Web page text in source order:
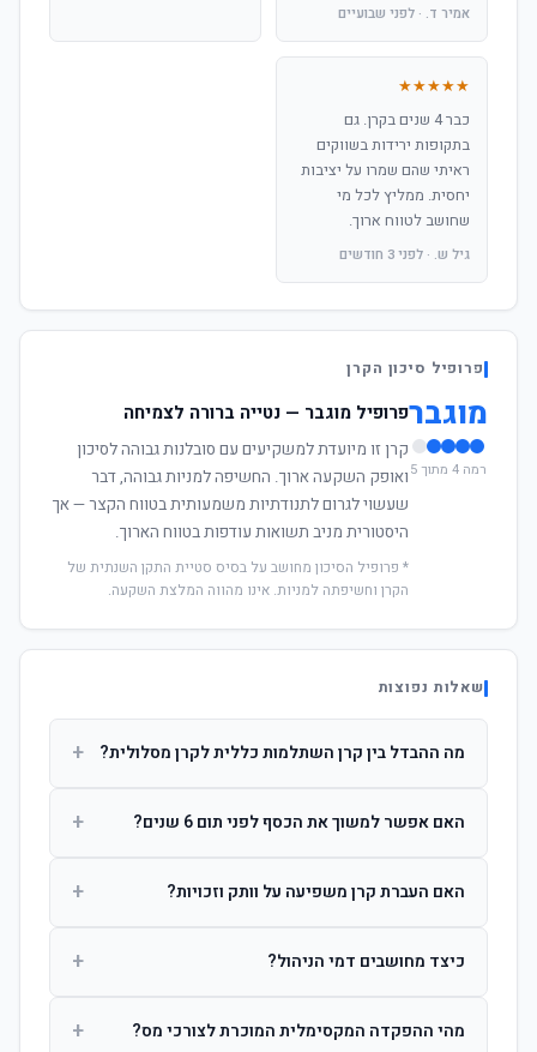
אמיר ד. · לפני שבועיים
★★★★★
כבר 4 שנים בקרן. גם
בתקופות ירידות בשווקים
ראיתי שהם שמרו על יציבות
יחסית. ממליץ לכל מי
שחושב לטווח ארוך.
גיל ש. · לפני 3 חודשים
פרופיל סיכון הקרן
מוגבר
רמה 4 מתוך 5
פרופיל מוגבר — נטייה ברורה לצמיחה
קרן זו מיועדת למשקיעים עם סובלנות גבוהה לסיכון
ואופק השקעה ארוך. החשיפה למניות גבוהה, דבר
שעשוי לגרום לתנודתיות משמעותית בטווח הקצר — אך
היסטורית מניב תשואות עודפות בטווח הארוך.
* פרופיל הסיכון מחושב על בסיס סטיית התקן השנתית של
הקרן וחשיפתה למניות. אינו מהווה המלצת השקעה.
שאלות נפוצות
מה ההבדל בין קרן השתלמות כללית לקרן מסלולית? +
ההשקעות. קרן מסלולית עוקבת אחרי מדד ספציפי ומאפשרת
האם אפשר למשוך את הכסף לפני תום 6 שנים? +
הרווחים. לאחר 6 שנים ניתן למשוך פטור ממס עד לתקרה
האם העברת קרן משפיעה על וותק וזכויות? +
החברות. הוותק ממשיך להיספר מיום ההפקדה הראשונה.
כיצד מחושבים דמי הניהול? +
ומתן על שיעורם בעת הצטרפות.
מהי ההפקדה המקסימלית המוכרת לצורכי מס? +